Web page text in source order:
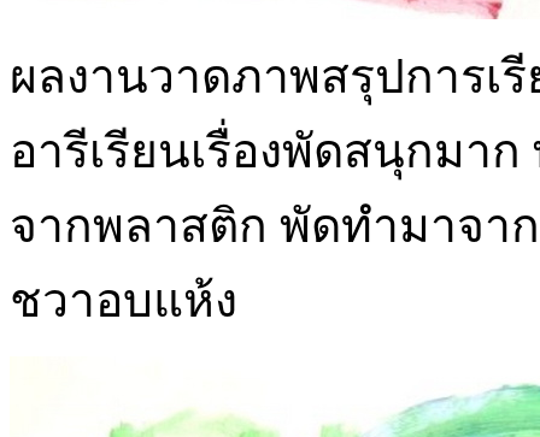
ผลงานวาดภาพสรุปการเ
อารีเรียนเรื่องพัดสนุกมา
จากพลาสติก พัดทำมาจา
ชวาอบแห้ง